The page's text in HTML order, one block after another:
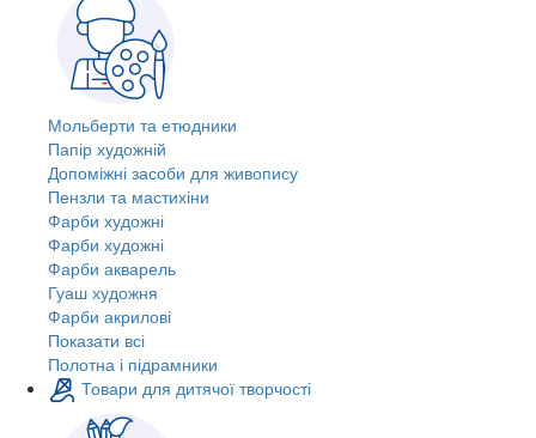
Мольберти та етюдники
Папір художній
Допоміжні засоби для живопису
Пензли та мастихіни
Фарби художні
Фарби художні
Фарби акварель
Гуаш художня
Фарби акрилові
Показати всі
Полотна і підрамники
Товари для дитячої творчості